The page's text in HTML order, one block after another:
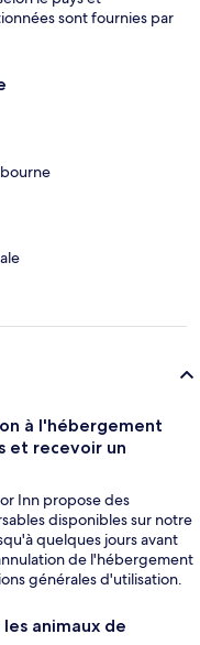
sont fournies par
à l'hébergement
et recevoir un
Inn propose des
disponibles sur notre
quelques jours avant
de l'hébergement
générales d'utilisation.
animaux de